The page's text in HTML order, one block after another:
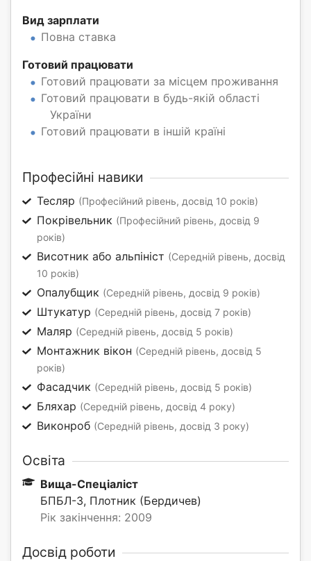
Вид зарплати
Повна ставка
Готовий працювати
Готовий працювати за місцем проживання
Готовий працювати в будь-якій області
України
Готовий працювати в іншій країні
Професійні навики
Тесляр (Професійний рівень, досвід 10 років)
Покрівельник (Професійний рівень, досвід 9
років)
Висотник або альпініст (Середній рівень, досвід
10 років)
Опалубщик (Середній рівень, досвід 9 років)
Штукатур (Середній рівень, досвід 7 років)
Маляр (Середній рівень, досвід 5 років)
Монтажник вікон (Середній рівень, досвід 5
років)
Фасадчик (Середній рівень, досвід 5 років)
Бляхар (Середній рівень, досвід 4 року)
Виконроб (Середній рівень, досвід 3 року)
Освіта
Вища-Спеціаліст
БПБЛ-3, Плотник (Бердичев)
Рік закінчення: 2009
Досвід роботи